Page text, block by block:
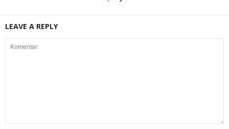
LEAVE A REPLY